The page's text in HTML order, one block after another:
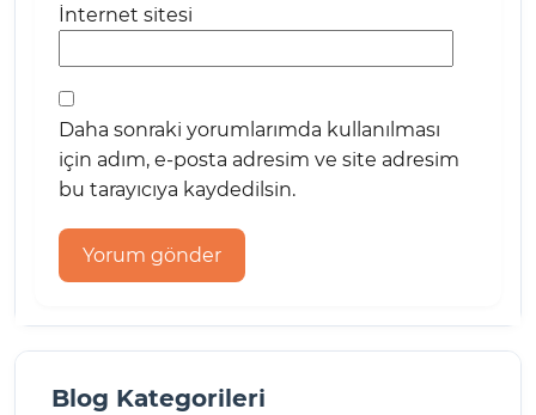
İnternet sitesi
Daha sonraki yorumlarımda kullanılması
için adım, e-posta adresim ve site adresim
bu tarayıcıya kaydedilsin.
Blog Kategorileri